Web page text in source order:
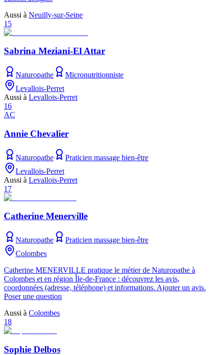
Aussi à Neuilly-sur-Seine
15
Sabrina Meziani-El Attar
Naturopathe
Micronutritionniste
Levallois-Perret
Aussi à Levallois-Perret
16
AC
Annie Chevalier
Naturopathe
Praticien massage bien-être
Levallois-Perret
Aussi à Levallois-Perret
17
Catherine Menerville
Naturopathe
Praticien massage bien-être
Colombes
Catherine MENERVILLE pratique le métier de Naturopathe à
Colombes et en région Île-de-France : découvrez les avis,
coordonnées (adresse, téléphone) et informations. Ajouter un avis.
Poser une question
Aussi à Colombes
18
Sophie Delbos